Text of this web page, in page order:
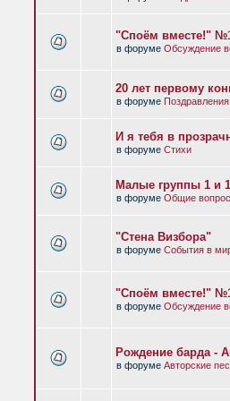
"Споём вместе!"
в форуме Обсуждение
20 лет первому
в форуме
И я тебя в
в форуме Стихи
Малые группы 1 и
в форуме Общие
"Стена Визбора"
в форуме События в
"Споём вместе!"
в форуме Обсуждение
Рождение барда -
в форуме Авторские